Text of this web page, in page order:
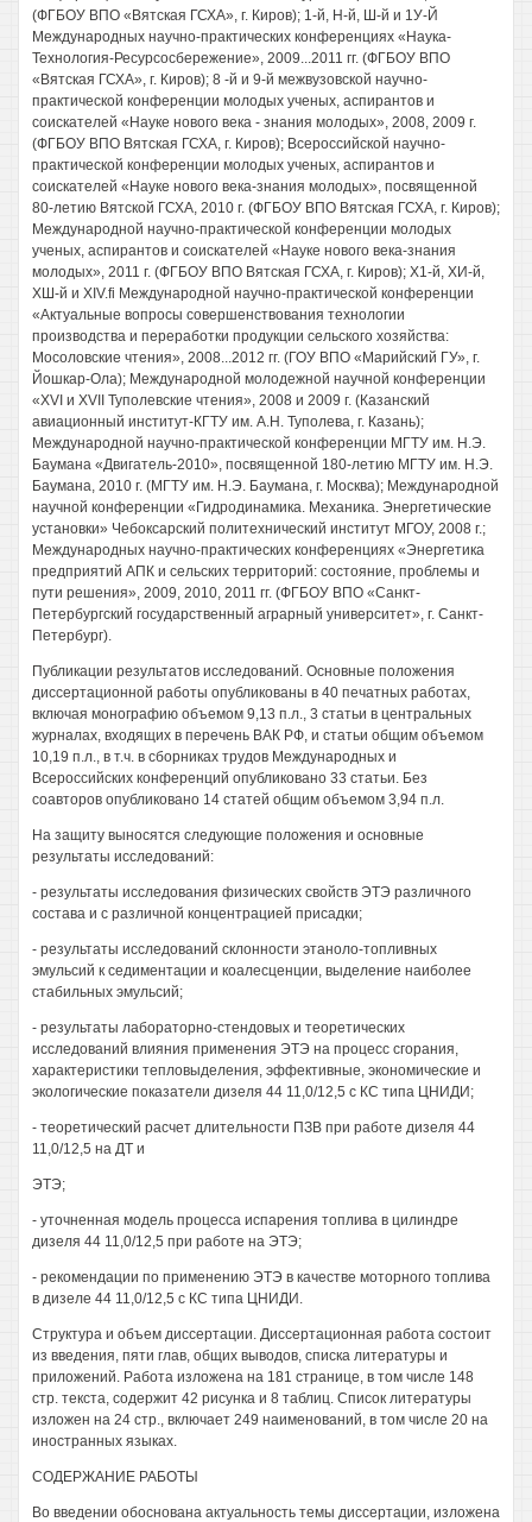
(ФГБОУ ВПО «Вятская ГСХА», г. Киров); 1-й, Н-й, Ш-й и 1У-Й
Международных научно-практических конференциях «Наука-
Технология-Ресурсосбережение», 2009...2011 гг. (ФГБОУ ВПО
«Вятская ГСХА», г. Киров); 8 -й и 9-й межвузовской научно-
практической конференции молодых ученых, аспирантов и
соискателей «Науке нового века - знания молодых», 2008, 2009 г.
(ФГБОУ ВПО Вятская ГСХА, г. Киров); Всероссийской научно-
практической конференции молодых ученых, аспирантов и
соискателей «Науке нового века-знания молодых», посвященной
80-летию Вятской ГСХА, 2010 г. (ФГБОУ ВПО Вятская ГСХА, г. Киров);
Международной научно-практической конференции молодых
ученых, аспирантов и соискателей «Науке нового века-знания
молодых», 2011 г. (ФГБОУ ВПО Вятская ГСХА, г. Киров); Х1-й, ХИ-й,
ХШ-й и XIV.fi Международной научно-практической конференции
«Актуальные вопросы совершенствования технологии
производства и переработки продукции сельского хозяйства:
Мосоловские чтения», 2008...2012 гг. (ГОУ ВПО «Марийский ГУ», г.
Йошкар-Ола); Международной молодежной научной конференции
«XVI и XVII Туполевские чтения», 2008 и 2009 г. (Казанский
авиационный институт-КГТУ им. А.Н. Туполева, г. Казань);
Международной научно-практической конференции МГТУ им. Н.Э.
Баумана «Двигатель-2010», посвященной 180-летию МГТУ им. Н.Э.
Баумана, 2010 г. (МГТУ им. Н.Э. Баумана, г. Москва); Международной
научной конференции «Гидродинамика. Механика. Энергетические
установки» Чебоксарский политехнический институт МГОУ, 2008 г.;
Международных научно-практических конференциях «Энергетика
предприятий АПК и сельских территорий: состояние, проблемы и
пути решения», 2009, 2010, 2011 гг. (ФГБОУ ВПО «Санкт-
Петербургский государственный аграрный университет», г. Санкт-
Петербург).
Публикации результатов исследований. Основные положения
диссертационной работы опубликованы в 40 печатных работах,
включая монографию объемом 9,13 п.л., 3 статьи в центральных
журналах, входящих в перечень ВАК РФ, и статьи общим объемом
10,19 п.л., в т.ч. в сборниках трудов Международных и
Всероссийских конференций опубликовано 33 статьи. Без
соавторов опубликовано 14 статей общим объемом 3,94 п.л.
На защиту выносятся следующие положения и основные
результаты исследований:
- результаты исследования физических свойств ЭТЭ различного
состава и с различной концентрацией присадки;
- результаты исследований склонности этаноло-топливных
эмульсий к седиментации и коалесценции, выделение наиболее
стабильных эмульсий;
- результаты лабораторно-стендовых и теоретических
исследований влияния применения ЭТЭ на процесс сгорания,
характеристики тепловыделения, эффективные, экономические и
экологические показатели дизеля 44 11,0/12,5 с КС типа ЦНИДИ;
- теоретический расчет длительности ПЗВ при работе дизеля 44
11,0/12,5 на ДТ и
ЭТЭ;
- уточненная модель процесса испарения топлива в цилиндре
дизеля 44 11,0/12,5 при работе на ЭТЭ;
- рекомендации по применению ЭТЭ в качестве моторного топлива
в дизеле 44 11,0/12,5 с КС типа ЦНИДИ.
Структура и объем диссертации. Диссертационная работа состоит
из введения, пяти глав, общих выводов, списка литературы и
приложений. Работа изложена на 181 странице, в том числе 148
стр. текста, содержит 42 рисунка и 8 таблиц. Список литературы
изложен на 24 стр., включает 249 наименований, в том числе 20 на
иностранных языках.
СОДЕРЖАНИЕ РАБОТЫ
Во введении обоснована актуальность темы диссертации, изложена